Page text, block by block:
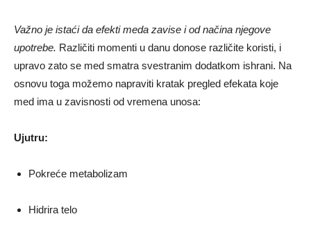
Važno je istaći da efekti meda zavise i od načina njegove
upotrebe. Različiti momenti u danu donose različite koristi, i
upravo zato se med smatra svestranim dodatkom ishrani. Na
osnovu toga možemo napraviti kratak pregled efekata koje
med ima u zavisnosti od vremena unosa:
Ujutru:
Pokreće metabolizam
Hidrira telo